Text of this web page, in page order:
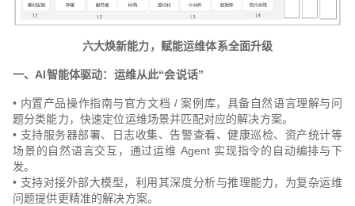
六大焕新能力，赋能运维体系全面升级
一、AI智能体驱动：运维从此“会说话”
• 内置产品操作指南与官方文档 / 案例库，具备自然语言理解与问
题分类能力，快速定位运维场景并匹配对应的解决方案。
• 支持服务器部署、日志收集、告警查看、健康巡检、资产统计等
场景的自然语言交互，通过运维 Agent 实现指令的自动编排与下
发。
• 支持对接外部大模型，利用其深度分析与推理能力，为复杂运维
问题提供更精准的解决方案。